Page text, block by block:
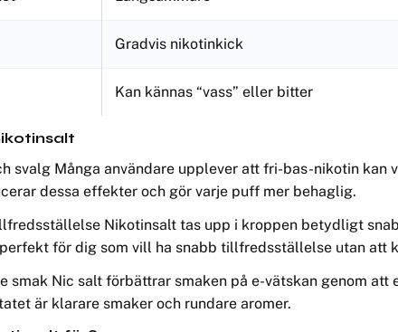
Gradvis nikotinkick
Kan kännas “vass” eller bitter
svalg Många användare upplever att fri-bas-nikotin
dessa effekter och gör varje puff mer behaglig.
Nikotinsalt tas upp i kroppen betydligt
perfekt för dig som vill ha snabb tillfredsställelse utan att
smak Nic salt förbättrar smaken på e-vätskan genom
är klarare smaker och rundare aromer.
för?